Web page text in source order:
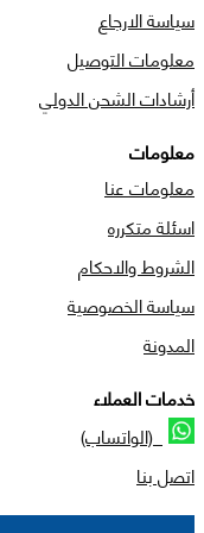
سياسة الارجاع
معلومات التوصيل
أرشادات الشحن الدولي
معلومات
معلومات عنا
اسئلة متكرره
الشروط والاحكام
سياسة الخصوصية
المدونة
خدمات العملاء
(الواتساب)
اتصل بنا